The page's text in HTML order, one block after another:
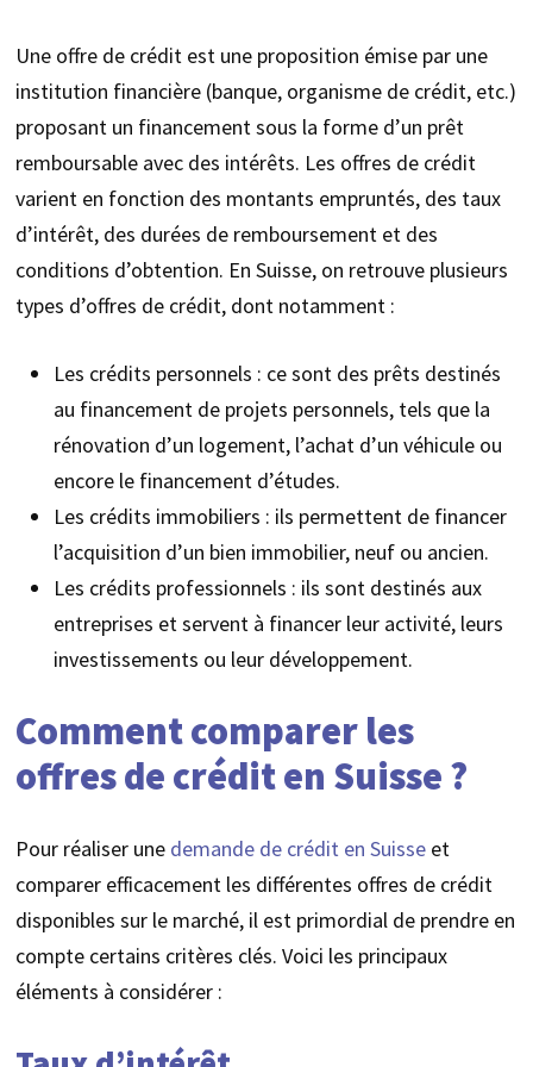
Une offre de crédit est une proposition émise par une
institution financière (banque, organisme de crédit, etc.)
proposant un financement sous la forme d’un prêt
remboursable avec des intérêts. Les offres de crédit
varient en fonction des montants empruntés, des taux
d’intérêt, des durées de remboursement et des
conditions d’obtention. En Suisse, on retrouve plusieurs
types d’offres de crédit, dont notamment :
Les crédits personnels : ce sont des prêts destinés
au financement de projets personnels, tels que la
rénovation d’un logement, l’achat d’un véhicule ou
encore le financement d’études.
Les crédits immobiliers : ils permettent de financer
l’acquisition d’un bien immobilier, neuf ou ancien.
Les crédits professionnels : ils sont destinés aux
entreprises et servent à financer leur activité, leurs
investissements ou leur développement.
Comment comparer les
offres de crédit en Suisse ?
Pour réaliser une demande de crédit en Suisseet
comparer efficacement les différentes offres de crédit
disponibles sur le marché, il est primordial de prendre en
compte certains critères clés. Voici les principaux
éléments à considérer :